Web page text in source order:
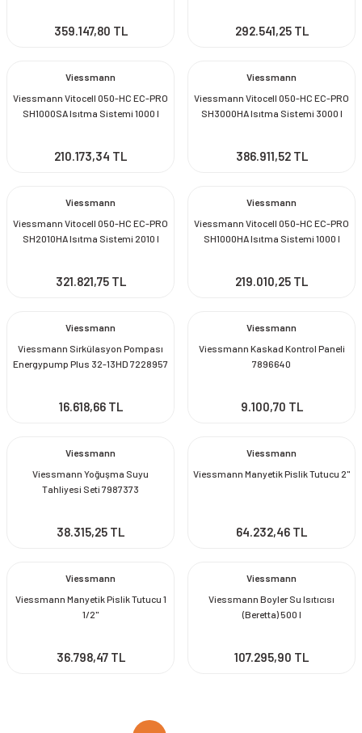
359.147,80 TL 292.541,25 TL
Viessmann
Viessmann Vitocell 050-HC EC-PRO
SH1000SA Isıtma Sistemi 1000 l
210.173,34 TL
Viessmann
Viessmann Vitocell 050-HC EC-PRO
SH3000HA Isıtma Sistemi 3000 l
386.911,52 TL
Viessmann
Viessmann Vitocell 050-HC EC-PRO
SH2010HA Isıtma Sistemi 2010 l
321.821,75 TL
Viessmann
Viessmann Vitocell 050-HC EC-PRO
SH1000HA Isıtma Sistemi 1000 l
219.010,25 TL
Viessmann
Viessmann Sirkülasyon Pompası
Energypump Plus 32-13HD 7228957
16.618,66 TL
Viessmann
Viessmann Kaskad Kontrol Paneli
7896640
9.100,70 TL
Viessmann
Viessmann Yoğuşma Suyu
Tahliyesi Seti 7987373
38.315,25 TL
Viessmann
Viessmann Manyetik Pislik Tutucu 2''
64.232,46 TL
Viessmann
Viessmann Manyetik Pislik Tutucu 1
1/2''
36.798,47 TL
Viessmann
Viessmann Boyler Su Isıtıcısı
(Beretta) 500 l
107.295,90 TL